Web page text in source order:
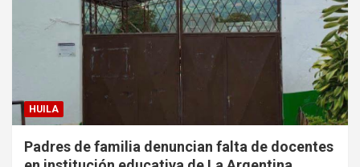
HUILA
Padres de familia denuncian falta de docentes